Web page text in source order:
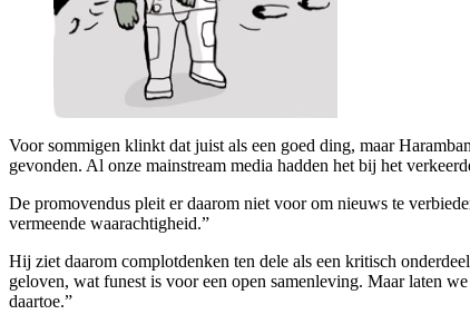
Voor sommigen klinkt dat juist als een goed ding, maar
gevonden. Al onze mainstream media hadden het bij het
De promovendus pleit er daarom niet voor om nieuws te
vermeende waarachtigheid.”
Hij ziet daarom complotdenken ten dele als een kritisch
geloven, wat funest is voor een open samenleving. Maar laten
daartoe.”